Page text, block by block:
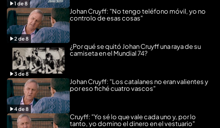
1 de8
2de8
Johan Cruyff: "No tengo teléfono móvil, yo no
controlo de esas cosas"
3de8
¿Por qué se quitó Johan Cruyff una raya de su
camiseta en el Mundial 74?
4de8
Johan Cruyff: "Los catalanes no eran valientes y
por eso fiché cuatro vascos"
Cruyff: "Yo sé lo que vale cada uno y, por lo
tanto, yo domino el dinero en el vestuario"